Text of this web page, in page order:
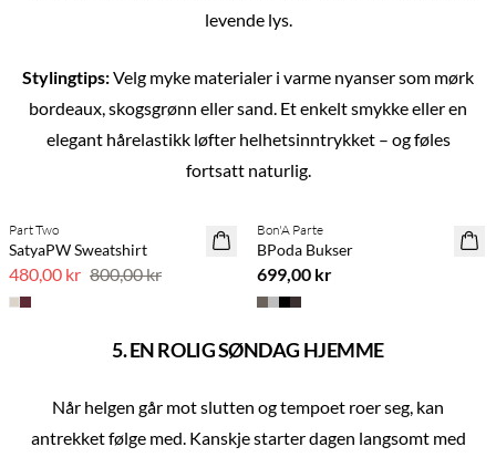
levende lys.
Stylingtips:Velg myke materialer i varme nyanser som mørk
bordeaux, skogsgrønn eller sand. Et enkelt smykke eller en
elegant hårelastikk løfter helhetsinntrykket – og føles
fortsatt naturlig.
40 % rabatt
Part Two
SatyaPW Sweatshirt
480,00 kr 800,00 kr
Bon'A Parte
BPoda Bukser
699,00 kr
5. EN ROLIG SØNDAG HJEMME
Når helgen går mot slutten og tempoet roer seg, kan
antrekket følge med. Kanskje starter dagen langsomt med